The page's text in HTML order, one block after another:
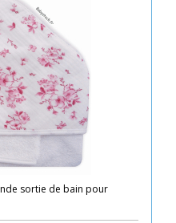
sortie de bain pour